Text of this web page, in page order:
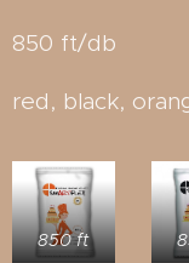
850 ft/db
red, black,
850 ft